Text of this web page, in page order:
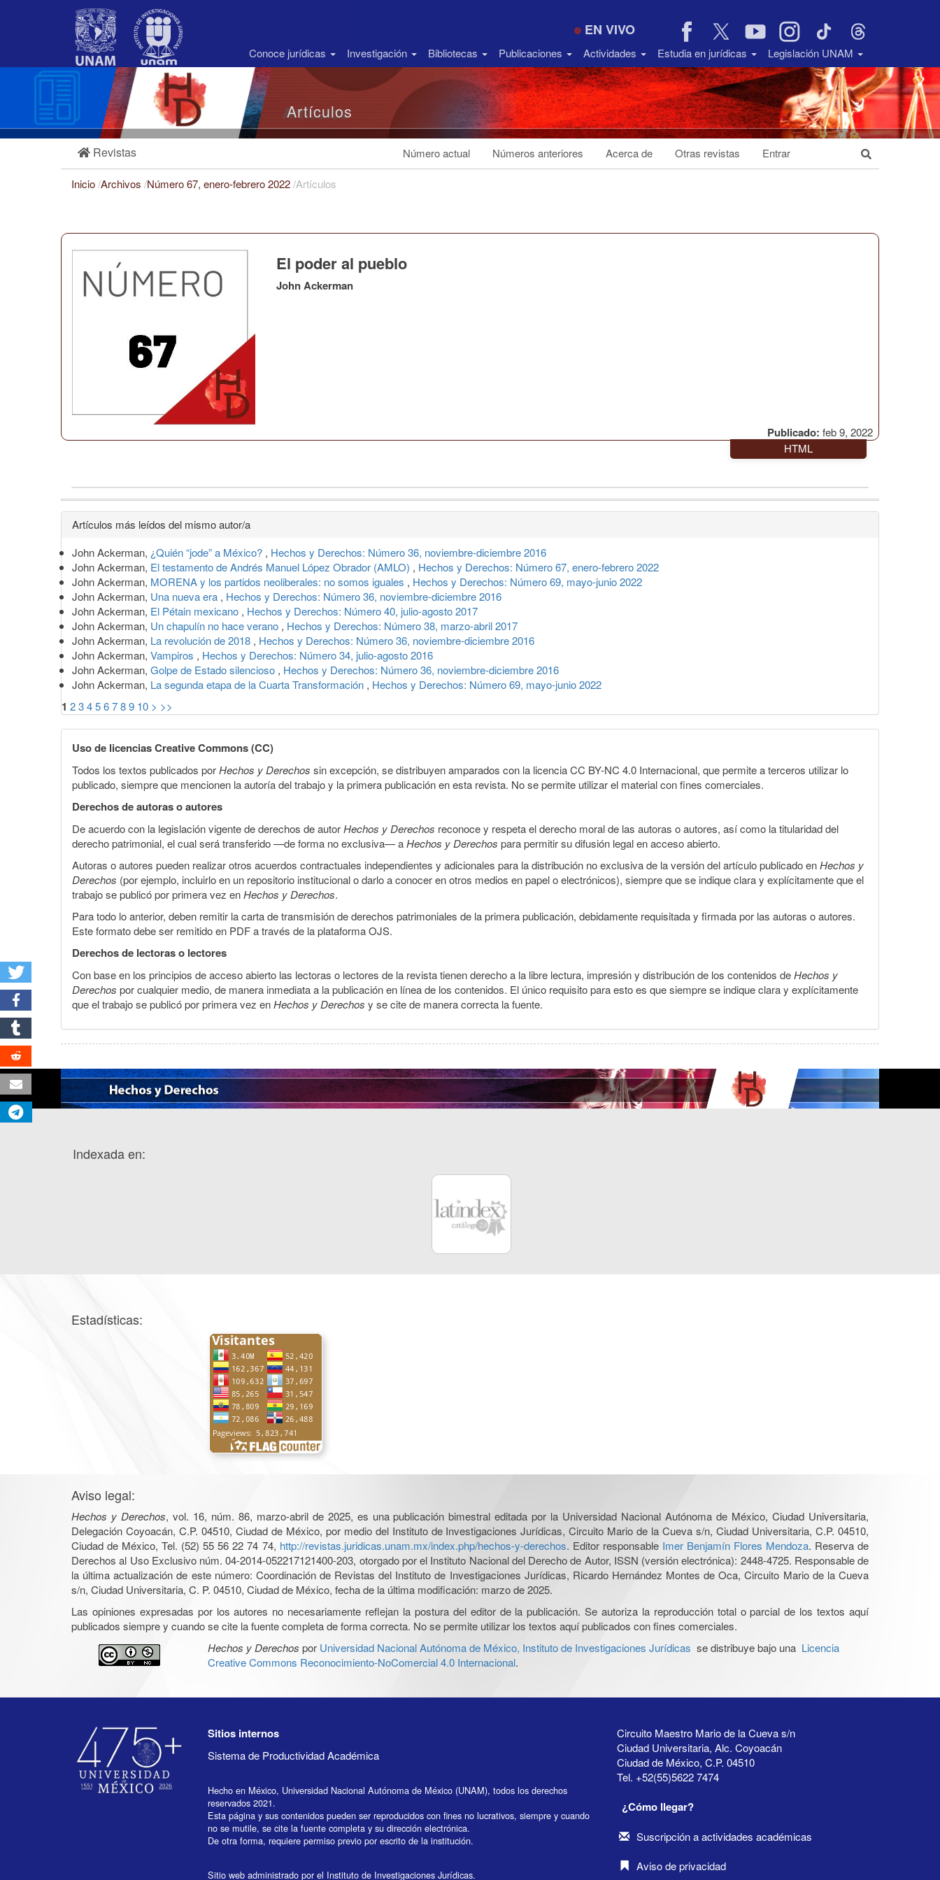
Barra
EN VIVO
Conoce jurídicas Investigación Bibliotecas Publicaciones Actividades Estudia en jurídicas Legislación UNAM
Artículos
Revistas Número actual Números anteriores Acerca de Otras revistas Entrar
Inicio/Archivos /Número 67, enero-febrero 2022/Artículos
Publicado: feb 9, 2022
El poder al pueblo
John Ackerman
HTML
Detalles
del
artículo
Artículos más leídos del mismo autor/a
John Ackerman, ¿Quién “jode” a México? , Hechos y Derechos: Número 36, noviembre-diciembre 2016
John Ackerman, El testamento de Andrés Manuel López Obrador (AMLO) , Hechos y Derechos: Número 67, enero-febrero 2022
John Ackerman, MORENA y los partidos neoliberales: no somos iguales , Hechos y Derechos: Número 69, mayo-junio 2022
John Ackerman, Una nueva era , Hechos y Derechos: Número 36, noviembre-diciembre 2016
John Ackerman, El Pétain mexicano , Hechos y Derechos: Número 40, julio-agosto 2017
John Ackerman, Un chapulín no hace verano , Hechos y Derechos: Número 38, marzo-abril 2017
John Ackerman, La revolución de 2018 , Hechos y Derechos: Número 36, noviembre-diciembre 2016
John Ackerman, Vampiros , Hechos y Derechos: Número 34, julio-agosto 2016
John Ackerman, Golpe de Estado silencioso , Hechos y Derechos: Número 36, noviembre-diciembre 2016
John Ackerman, La segunda etapa de la Cuarta Transformación , Hechos y Derechos: Número 69, mayo-junio 2022
1 23456789 10 > >>
Uso de licencias Creative Commons (CC)
Todos los textos publicados porHechos y Derechos sin excepción, se distribuyen amparados con la licencia CC BY-NC 4.0 Internacional, que permite a terceros utilizar lo
publicado, siempre que mencionen la autoría del trabajo y la primera publicación en esta revista. No se permite utilizar el material con fines comerciales.
Derechos de autoras o autores
De acuerdo con la legislación vigente de derechos de autorHechos y Derechos reconoce y respeta el derecho moral de las autoras o autores, así como la titularidad del
derecho patrimonial, el cual será transferido —de forma no exclusiva— aHechos y Derechos para permitir su difusión legal en acceso abierto.
Autoras o autores pueden realizar otros acuerdos contractuales independientes y adicionales para la distribución no exclusiva de la versión del artículo publicado enHechos y
Derechos (por ejemplo, incluirlo en un repositorio institucional o darlo a conocer en otros medios en papel o electrónicos), siempre que se indique clara y explícitamente que el
trabajo se publicó por primera vez enHechos y Derechos.
Para todo lo anterior, deben remitir la carta de transmisión de derechos patrimoniales de la primera publicación, debidamente requisitada y firmada por las autoras o autores.
Este formato debe ser remitido en PDF a través de la plataforma OJS.
Derechos de lectoras o lectores
Con base en los principios de acceso abierto las lectoras o lectores de la revista tienen derecho a la libre lectura, impresión y distribución de los contenidos deHechos y
Derechos por cualquier medio, de manera inmediata a la publicación en línea de los contenidos. El único requisito para esto es que siempre se indique clara y explícitamente
que el trabajo se publicó por primera vez enHechos y Derechos y se cite de manera correcta la fuente.
Indexada en:
Estadísticas:
Aviso legal:
Hechos y Derechos, vol. 16, núm. 86, marzo-abril de 2025, es una publicación bimestral editada por la Universidad Nacional Autónoma de México, Ciudad Universitaria,
Delegación Coyoacán, C.P. 04510, Ciudad de México, por medio del Instituto de Investigaciones Jurídicas, Circuito Mario de la Cueva s/n, Ciudad Universitaria, C.P. 04510,
Ciudad de México, Tel. (52) 55 56 22 74 74, http://revistas.juridicas.unam.mx/index.php/hechos-y-derechos. Editor responsable Imer Benjamín Flores Mendoza. Reserva de
Derechos al Uso Exclusivo núm. 04-2014-052217121400-203, otorgado por el Instituto Nacional del Derecho de Autor, ISSN (versión electrónica): 2448-4725. Responsable de
la última actualización de este número: Coordinación de Revistas del Instituto de Investigaciones Jurídicas, Ricardo Hernández Montes de Oca, Circuito Mario de la Cueva
s/n, Ciudad Universitaria, C. P. 04510, Ciudad de México, fecha de la última modificación: marzo de 2025.
Las opiniones expresadas por los autores no necesariamente reflejan la postura del editor de la publicación. Se autoriza la reproducción total o parcial de los textos aquí
publicados siempre y cuando se cite la fuente completa de forma correcta. No se permite utilizar los textos aquí publicados con fines comerciales.
Hechos y Derechos por Universidad Nacional Autónoma de México, Instituto de Investigaciones Jurídicas se distribuye bajo una Licencia
Creative Commons Reconocimiento-NoComercial 4.0 Internacional.
Sitios internos
Sistema de Productividad Académica
Hecho en México, Universidad Nacional Autónoma de México (UNAM), todos los derechos
reservados 2021.
Esta página y sus contenidos pueden ser reproducidos con fines no lucrativos, siempre y cuando
no se mutile, se cite la fuente completa y su dirección electrónica.
De otra forma, requiere permiso previo por escrito de la institución.
Sitio web administrado por el Instituto de Investigaciones Jurídicas.
Circuito Maestro Mario de la Cueva s/n
Ciudad Universitaria, Alc. Coyoacán
Ciudad de México, C.P. 04510
Tel. +52(55)5622 7474
¿Cómo llegar?
Suscripción a actividades académicas
Aviso de privacidad